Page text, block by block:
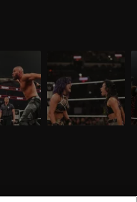
marzo
sfidano
Raw del
su
Usos
Paul e
Sarà
WWE Raw 16 marzo
2026: prima difesa per
AJ Lee
Nella puntata di Raw del
16 marzo, visibile su
discovery+, AJ Lee mette
in palio il Titolo
Intercontinentale contro